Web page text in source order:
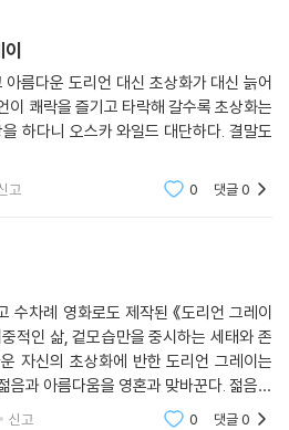
자신의 초상화에 반한 도리언 그레이는
과 아름다움을 영혼과 맞바꾼다. 젊음과
많은 소설과 영화에 사용됐지만 이 작품은
내리지 않기에 차별성을 가진다. 도리언
할수록 초상화 속 얼굴은 더욱 흉측하게
분열’을 일으키고 결국 순수한 얼굴로
진진한 이야기의 전개에 작가 특유의 냉
가 감각적으로 펼쳐진다.
을 쌓지만 점차 자신을 사랑했던 사람들
어 초상화를 그려 줬던 비질은 초상화의
이의 왜곡된 욕망에 의해 목숨을 잃는다.
려 자신의 모든 것을 건 여배우 시빌 역시
을 받고 자살한다. 도리언 그레이의 실제
진 초상화만이 몰락한 그의 자취를 고스란
저히 잔혹하고 퇴폐적인 삶과 예술, 분명
름다운 도리언 대신 초상화가 대신 늙어
이 쾌락을 즐기고 타락해 갈수록 초상화는
하다니 오스카 와일드 대단하다. 결말도
고 0 댓글0
수차례 영화로도 제작된 《도리언 그레이
적인 삶, 겉모습만을 중시하는 세태와 존
자신의 초상화에 반한 도리언 그레이는
음과 아름다움을 영혼과 맞바꾼다. 젊음과
은 소설과 영화에 사용됐지만 이 작품은
신고 0 댓글0